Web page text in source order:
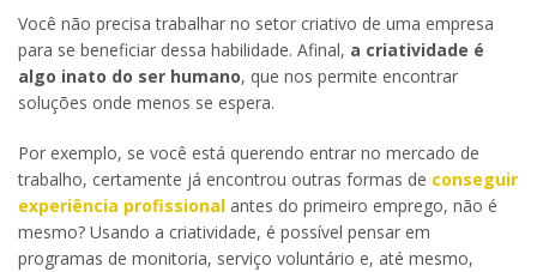
Você não precisa trabalhar no setor criativo de uma empresa
para se beneficiar dessa habilidade. Afinal, a criatividade é
algo inato do ser humano, que nos permite encontrar
soluções onde menos se espera.
Por exemplo, se você está querendo entrar no mercado de
trabalho, certamente já encontrou outras formas de conseguir
experiência profissional antes do primeiro emprego, não é
mesmo? Usando a criatividade, é possível pensar em
programas de monitoria, serviço voluntário e, até mesmo,